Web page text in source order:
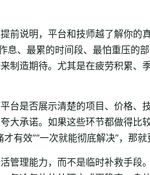
说明，平台和技师越了解你的
息、最累的时间段、最怕重压的
制造期待。尤其是在疲劳积累、
台是否展示清楚的项目、价格
大承诺。如果这些环节都做得
有效”“一次就能彻底解决”，那就
管理能力，而不是临时补救手